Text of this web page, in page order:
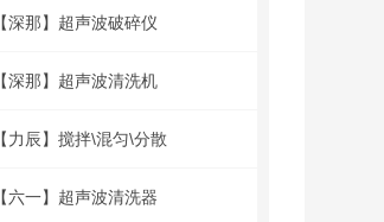
【深那】超声波破碎仪
【深那】超声波清洗机
【力辰】搅拌\混匀\分散
【六一】超声波清洗器